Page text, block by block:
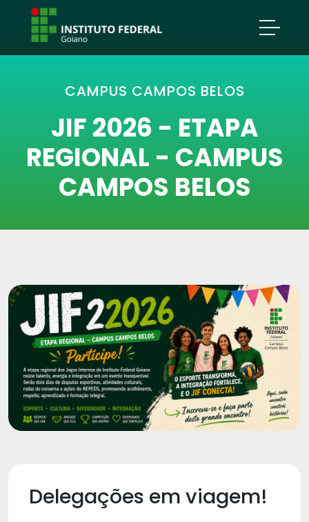
CAMPUS CAMPOS BELOS
JIF 2026 - ETAPA
REGIONAL - CAMPUS
CAMPOS BELOS
Delegações em viagem!